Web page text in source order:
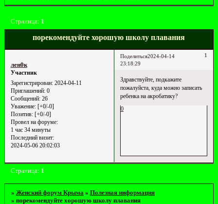
порекомендуйте хорошую школу плавания
Страница: 1
Поделиться 1
2024-04-14
23:18:29
лен0к
Участник
Зарегистрирован: 2024-04-11
Приглашений:0
Сообщений:26
Уважение: [+0/-0]
Позитив: [+0/-0]
Провел на форуме:
1 час 34 минуты
Последний визит:
2024-05-06 20:02:03
Здравствуйте, подкажите
пожалуйста, куда можно записать
ребенка на акробатику?
0
Страница: 1
» Женский форум Крыма » Полезная информация
» порекомендуйте хорошую школу плавания